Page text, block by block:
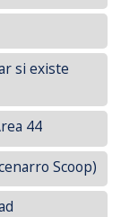
si existe
44
Scoop)